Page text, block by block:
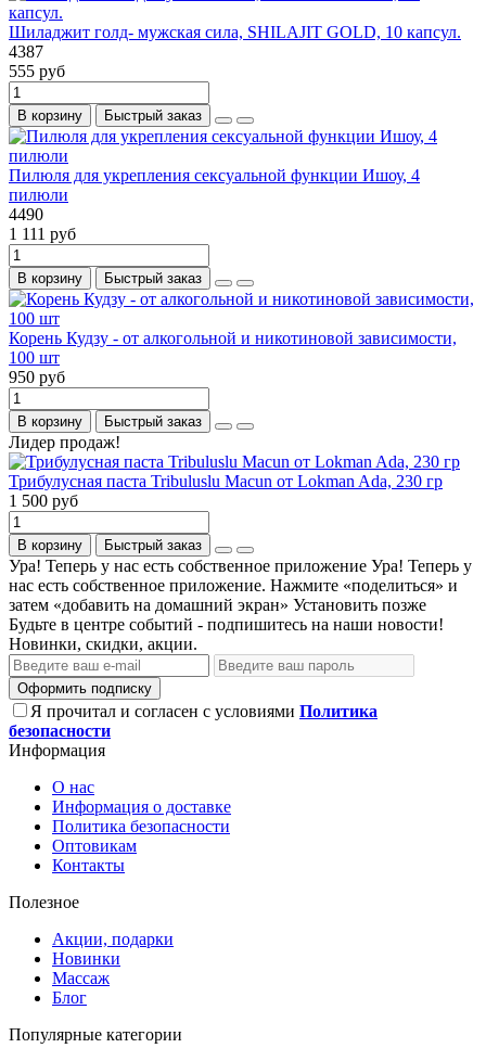
Шиладжит голд- мужская сила, SHILAJIT GOLD, 10 капсул.
4387
555 руб
В корзину Быстрый заказ
Пилюля для укрепления сексуальной функции Ишоу, 4
пилюли
4490
1 111 руб
В корзину Быстрый заказ
Корень Кудзу - от алкогольной и никотиновой зависимости,
100 шт
950 руб
В корзину Быстрый заказ
Лидер продаж!
Трибулусная паста Tribuluslu Macun от Lokman Ada, 230 гр
1 500 руб
В корзину Быстрый заказ
Ура! Теперь у нас есть собственное приложение Ура! Теперь у
нас есть собственное приложение. Нажмите «поделиться» и
затем «добавить на домашний экран» Установить позже
Будьте в центре событий - подпишитесь на наши новости!
Новинки, скидки, акции.
Оформить подписку
Я прочитал и согласен с условиями Политика
безопасности
Информация
О нас
Информация о доставке
Политика безопасности
Оптовикам
Контакты
Полезное
Акции, подарки
Новинки
Массаж
Блог
Популярные категории